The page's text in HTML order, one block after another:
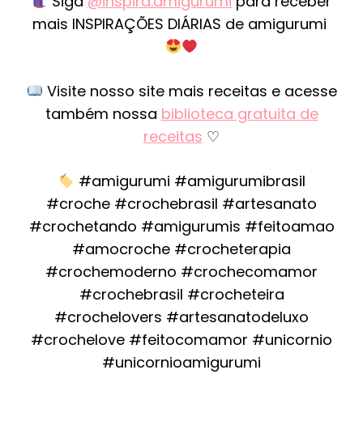
mais INSPIRAÇÕES DIÁRIAS de amigurumi
Visite nosso site mais receitas e acesse
também nossa biblioteca gratuita de
receitas ♡
#amigurumi #amigurumibrasil
#croche #crochebrasil #artesanato
#crochetando #amigurumis #feitoamao
#amocroche #crocheterapia
#crochemoderno #crochecomamor
#crochebrasil #crocheteira
#crochelovers #artesanatodeluxo
#crochelove #feitocomamor #unicornio
#unicornioamigurumi